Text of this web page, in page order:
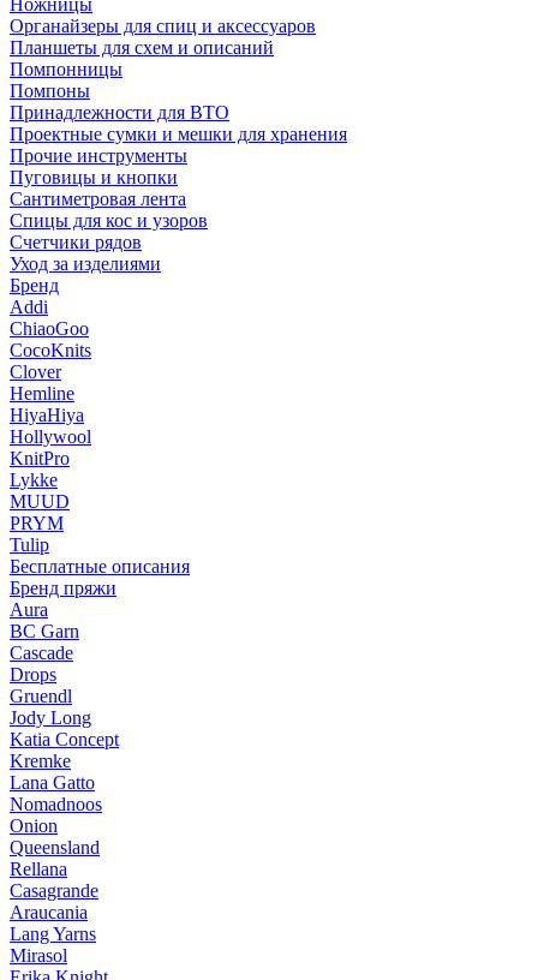
Ножницы
Органайзеры для спиц и аксессуаров
Планшеты для схем и описаний
Помпонницы
Помпоны
Принадлежности для ВТО
Проектные сумки и мешки для хранения
Прочие инструменты
Пуговицы и кнопки
Сантиметровая лента
Спицы для кос и узоров
Счетчики рядов
Уход за изделиями
Бренд
Addi
ChiaoGoo
CocoKnits
Clover
Hemline
HiyaHiya
Hollywool
KnitPro
Lykke
MUUD
PRYM
Tulip
Бесплатные описания
Бренд пряжи
Aura
BC Garn
Cascade
Drops
Gruendl
Jody Long
Katia Concept
Kremke
Lana Gatto
Nomadnoos
Onion
Queensland
Rellana
Casagrande
Araucania
Lang Yarns
Mirasol